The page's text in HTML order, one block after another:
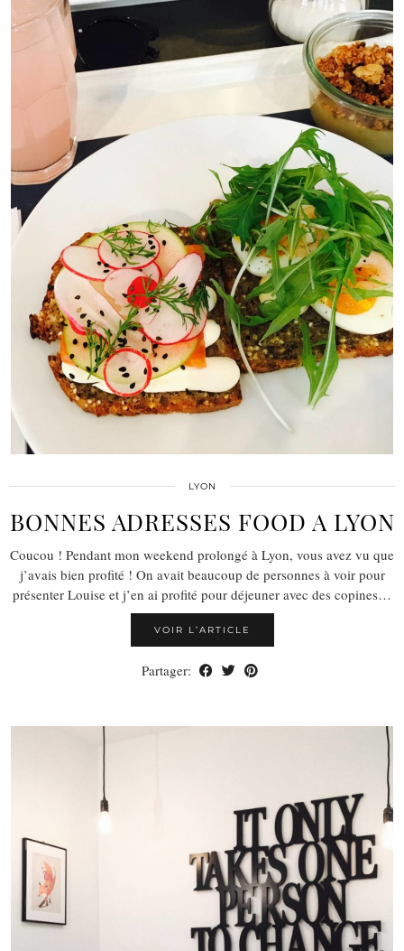
LYON
BONNES ADRESSES FOOD A LYON
Coucou ! Pendant mon weekend prolongé à Lyon, vous avez vu que
j’avais bien profité ! On avait beaucoup de personnes à voir pour
présenter Louise et j’en ai profité pour déjeuner avec des copines…
VOIR L’ARTICLE
Partager: